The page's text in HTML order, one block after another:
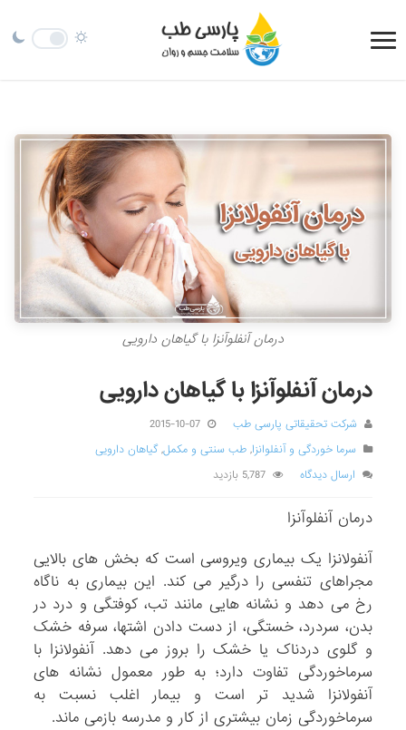
درمان آنفلوآنزا با گیاهان دارویی
درمان آنفلوآنزا با گیاهان دارویی
شرکت تحقیقاتی پارسی طب
2015-10-07
سرما خوردگی و آنفلوانزا,طب سنتی و مکمل,گیاهان دارویی
ارسال دیدگاه
5,787 بازدید
درمان آنفلوآنزا
آنفولانزا یک بیماری ویروسی است که بخش های بالایی
مجراهای تنفسی را درگیر می کند. این بیماری به ناگاه
رخ می دهد و نشانه هایی مانند تب، کوفتگی و درد در
بدن، سردرد، خستگی، از دست دادن اشتها، سرفه خشک
و گلوی دردناک یا خشک را بروز می دهد. آنفولانزا با
سرماخوردگی تفاوت دارد؛ به طور معمول نشانه های
آنفولانزا شدید تر است و بیمار اغلب نسبت به
سرماخوردگی زمان بیشتری از کار و مدرسه بازمی ماند.